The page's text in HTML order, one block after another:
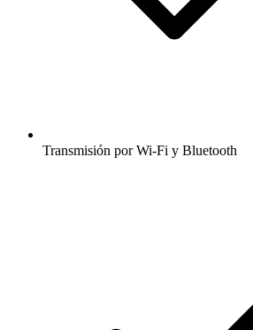
Transmisión por Wi-Fi y Bluetooth